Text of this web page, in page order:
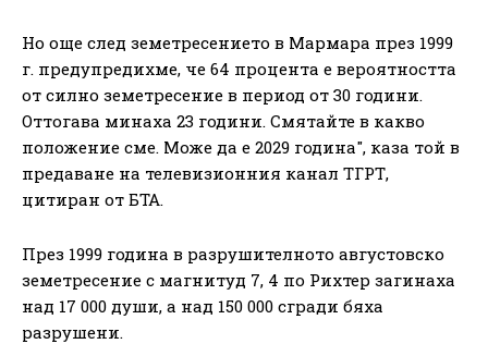
Но още след земетресението в Мармара през 1999
г. предупредихме, че 64 процента е вероятността
от силно земетресение в период от 30 години.
Оттогава минаха 23 години. Смятайте в какво
положение сме. Може да е 2029 година", каза той в
предаване на телевизионния канал ТГРТ,
цитиран от БТА.
През 1999 година в разрушителното августовско
земетресение с магнитуд 7, 4 по Рихтер загинаха
над 17 000 души, а над 150 000 сгради бяха
разрушени.